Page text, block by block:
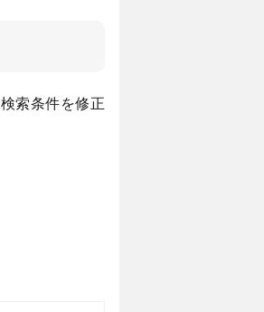
検索条件を修正